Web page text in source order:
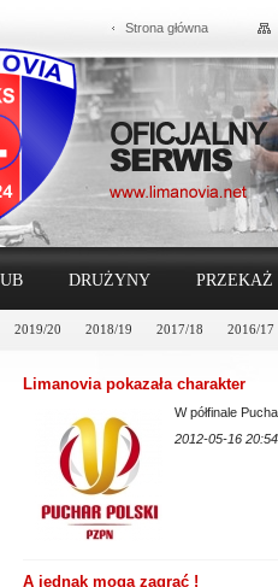
Strona główna
2019/20 2018/19 2017/18 2016/17
DRUŻYNY PRZEKAŻ
Limanovia pokazała charakter
W półfinale
2012-05-16
A jednak mogą zagrać !